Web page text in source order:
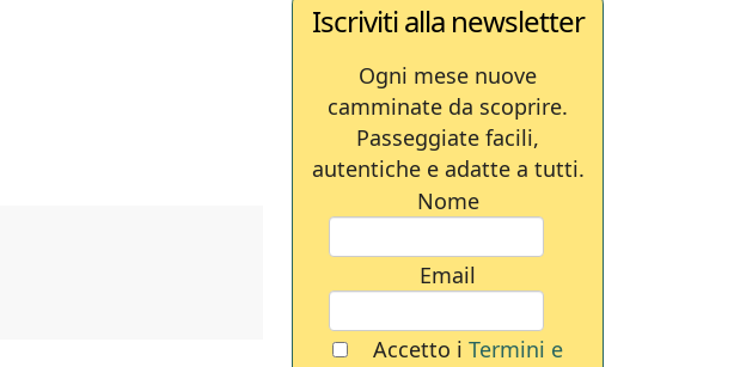
Iscriviti alla newsletter
Ogni mese nuove
camminate da scoprire.
Passeggiate facili,
autentiche e adatte a tutti.
Nome
Email
Accetto i Termini e